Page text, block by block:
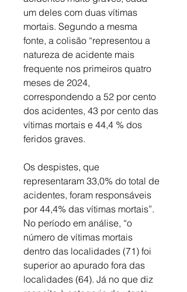
um deles com duas vítimas
mortais. Segundo a mesma
fonte, a colisão “representou a
natureza de acidente mais
frequente nos primeiros quatro
meses de 2024,
correspondendo a 52 por cento
dos acidentes, 43 por cento das
vítimas mortais e 44,4 % dos
feridos graves.
Os despistes, que
representaram 33,0% do total de
acidentes, foram responsáveis
por 44,4% das vítimas mortais”.
No período em análise, “o
número de vítimas mortais
dentro das localidades (71) foi
superior ao apurado fora das
localidades (64). Já no que diz